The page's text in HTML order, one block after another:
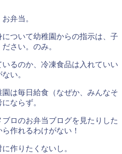
弁当。
ついて幼稚園からの指示は、子
さい。のみ。
るのか、冷凍食品は入れていい
い。
は毎日給食（なぜか、みんなそ
ならず。
ロのお弁当ブログを見たりした
作れるわけがない！
作りたくないし。